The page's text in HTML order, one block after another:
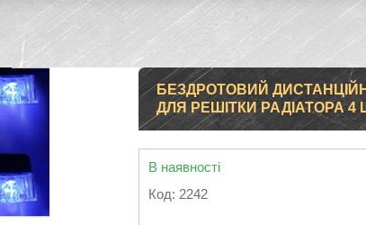
БЕЗДРОТОВИЙ
ДЛЯ РЕШІТКИ РАДІАТОРА 4
В наявності
Код: 2242